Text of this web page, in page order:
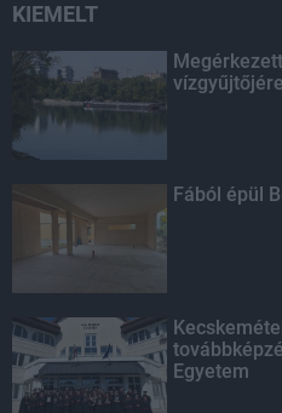
KIEMELT
vízgyűjtőjére
Fából épül
Egyetem